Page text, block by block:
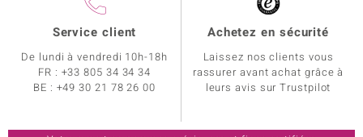
Service client
De lundi à vendredi 10h-18h
FR : +33 805 34 34 34
BE : +49 30 21 78 26 00
Achetez en sécurité
Laissez nos clients vous
rassurer avant achat grâce à
leurs avis sur Trustpilot